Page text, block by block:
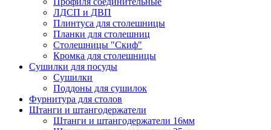
ЛДСП и ДВП
Плинтуса для столешницы
Планки для столешниц
Столешницы "Скиф"
Кромка для столешницы
Сушилки для посуды
Сушилки
Поддоны для сушилок
Фурнитура для столов
Штанги и штангодержатели
Штанги и штангодержатели 16мм